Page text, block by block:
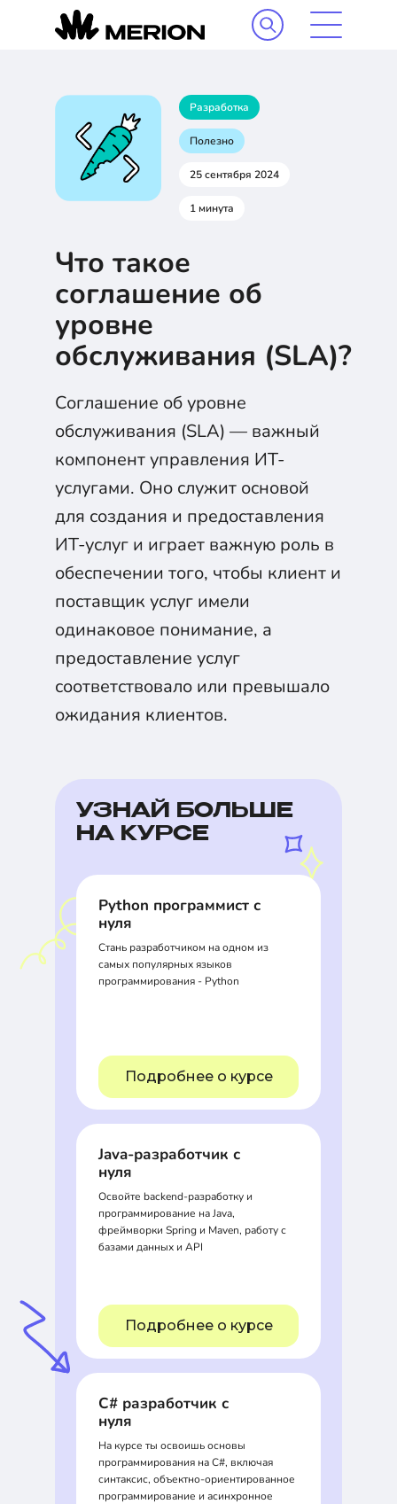
Разработка
Полезно
25 сентября 2024
1 минута
Что такое
соглашение об
уровне
обслуживания (SLA)?
Соглашение об уровне
обслуживания (SLA) — важный
компонент управления ИТ-
услугами. Оно служит основой
для создания и предоставления
ИТ-услуг и играет важную роль в
обеспечении того, чтобы клиент и
поставщик услуг имели
одинаковое понимание, а
предоставление услуг
соответствовало или превышало
ожидания клиентов.
УЗНАЙ БОЛЬШЕ
НА КУРСЕ
Python программист с
нуля
Стань разработчиком на одном из
самых популярных языков
программирования - Python
Подробнее о курсе
Java-разработчик с
нуля
Освойте backend-разработку и
программирование на Java,
фреймворки Spring и Maven, работу с
базами данных и API
Подробнее о курсе
C# разработчик с
нуля
На курсе ты освоишь основы
программирования на C#, включая
синтаксис, объектно-ориентированное
программирование и асинхронное